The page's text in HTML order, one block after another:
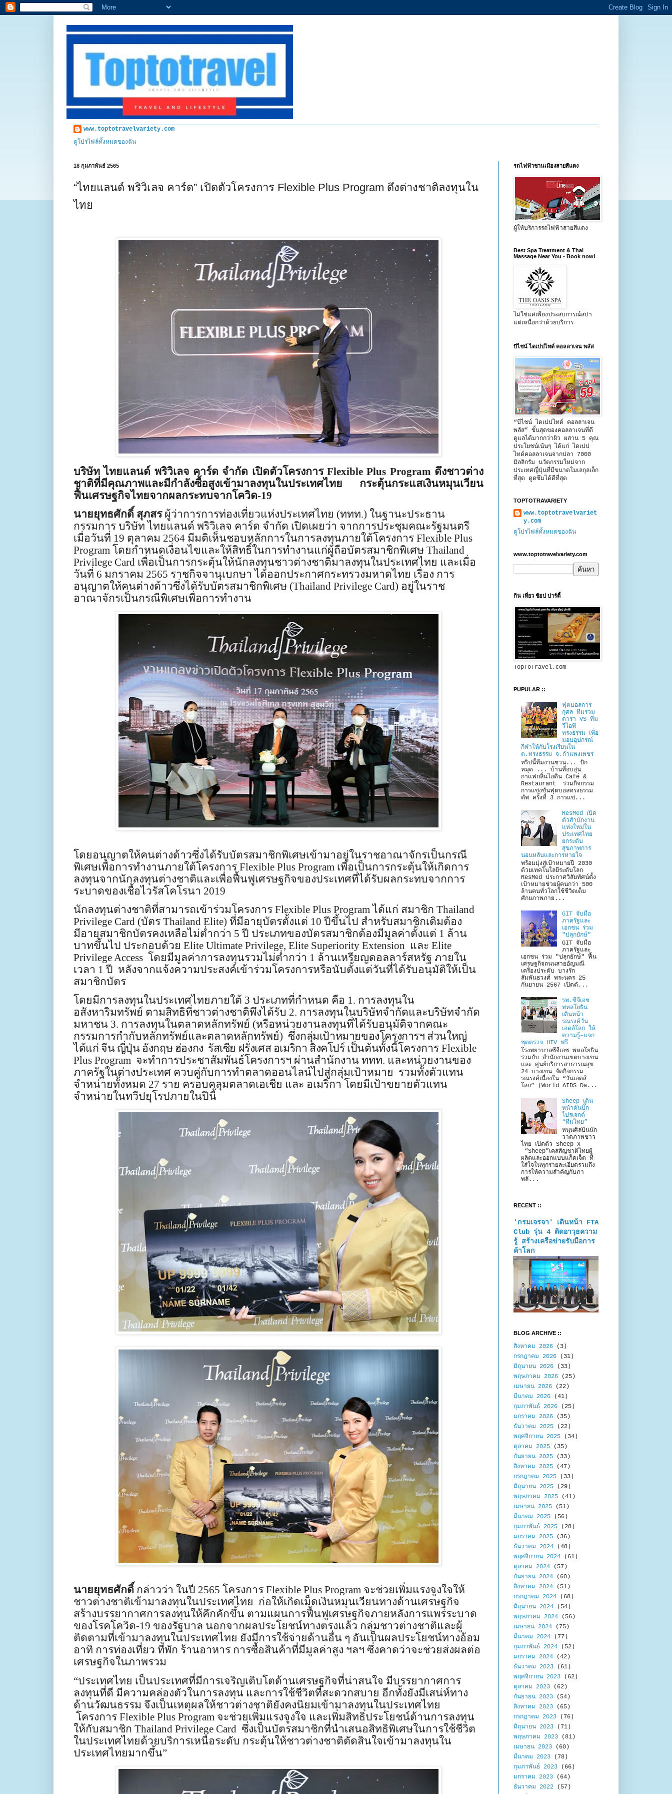
www.toptotravelvariety.com
ดูโปรไฟล์ทั้งหมดของฉัน
18 กุมภาพันธ์ 2565
“ไทยแลนด์ พริวิเลจ คาร์ด” เปิดตัวโครงการ Flexible Plus Program ดึงต่างชาติลงทุนใน
ไทย
บริษัท ไทยแลนด์ พริวิเลจ คาร์ด จำกัด เปิดตัวโครงการ Flexible Plus Program ดึงชาวต่าง
ชาติที่มีคุณภาพและมีกำลังซื้อสูงเข้ามาลงทุนในประเทศไทย กระตุ้นกระแสเงินหมุนเวียน
ฟื้นเศรษฐกิจไทยจากผลกระทบจากโควิด-19
นายยุทธศักดิ์ สุภสรผู้ว่าการการท่องเที่ยวแห่งประเทศไทย (ททท.) ในฐานะประธาน
กรรมการ บริษัท ไทยแลนด์ พริวิเลจ คาร์ด จำกัด เปิดเผยว่า จากการประชุมคณะรัฐมนตรี
เมื่อวันที่ 19 ตุลาคม 2564 มีมติเห็นชอบหลักการในการลงทุนภายใต้โครงการ Flexible Plus
Program โดยกำหนดเงื่อนไขและให้สิทธิ์ในการทำงานแก่ผู้ถือบัตรสมาชิกพิเศษ Thailand
Privilege Card เพื่อเป็นการกระตุ้นให้นักลงทุนชาวต่างชาติมาลงทุนในประเทศไทย และเมื่อ
วันที่ 6 มกราคม 2565 ราชกิจจานุเบกษา ได้ออกประกาศกระทรวงมหาดไทย เรื่อง การ
อนุญาตให้คนต่างด้าวซึ่งได้รับบัตรสมาชิกพิเศษ (Thailand Privilege Card) อยู่ในราช
อาณาจักรเป็นกรณีพิเศษเพื่อการทำงาน
โดยอนุญาตให้คนต่างด้าวซึ่งได้รับบัตรสมาชิกพิเศษเข้ามาอยู่ในราชอาณาจักรเป็นกรณี
พิเศษเพื่อการทำงานภายใต้โครงการ Flexible Plus Program เพื่อเป็นการกระตุ้นให้เกิดการ
ลงทุนจากนักลงทุนต่างชาติและเพื่อฟื้นฟูเศรษฐกิจของประเทศที่ได้รับผลกระทบจากการ
ระบาดของเชื้อไวรัสโคโรนา 2019
นักลงทุนต่างชาติที่สามารถเข้าร่วมโครงการ Flexible Plus Programได้แก่ สมาชิก Thailand
Privilege Card (บัตร Thailand Elite) ที่มีอายุบัตรตั้งแต่ 10 ปีขึ้นไป สำหรับสมาชิกเดิมต้อง
มีอายุสมาชิกบัตรคงเหลือไม่ต่ำกว่า 5 ปี ประเภทของบัตรสมาชิกต้องมีมูลค่าตั้งแต่ 1 ล้าน
บาทขึ้นไป ประกอบด้วย Elite Ultimate Privilege, Elite Superiority Extension และ Elite
Privilege Access โดยมีมูลค่าการลงทุนรวมไม่ต่ำกว่า 1 ล้านเหรียญดอลลาร์สหรัฐ ภายใน
เวลา 1 ปี หลังจากแจ้งความประสงค์เข้าร่วมโครงการหรือนับตั้งแต่วันที่ได้รับอนุมัติให้เป็น
สมาชิกบัตร
โดยมีการลงทุนในประเทศไทยภายใต้ 3 ประเภทที่กำหนด คือ 1. การลงทุนใน
อสังหาริมทรัพย์ ตามสิทธิที่ชาวต่างชาติพึงได้รับ 2. การลงทุนในบริษัทจำกัดและบริษัทจำกัด
มหาชน 3. การลงทุนในตลาดหลักทรัพย์ (หรือหน่วยงานลงทุนที่ได้รับอนุมัติจากคณะ
กรรมการกำกับหลักทรัพย์และตลาดหลักทรัพย์) ซึ่งกลุ่มเป้าหมายของโครงการฯ ส่วนใหญ่
ได้แก่ จีน ญี่ปุ่น อังกฤษ ฮ่องกง รัสเซีย ฝรั่งเศส อเมริกา สิงคโปร์ เป็นต้นทั้งนี้โครงการFlexible
Plus Program จะทำการประชาสัมพันธ์โครงการฯ ผ่านสำนักงาน ททท. และหน่วยงานของ
ภาครัฐในต่างประเทศ ควบคู่กับการทำตลาดออนไลน์ไปสู่กลุ่มเป้าหมาย รวมทั้งตัวแทน
จำหน่ายทั้งหมด 27 ราย ครอบคลุมตลาดเอเชีย และ อเมริกา โดยมีเป้าขยายตัวแทน
จำหน่ายในทวีปยุโรปภายในปีนี้
นายยุทธศักดิ์ กล่าวว่า ในปี 2565 โครงการ Flexible Plus Program จะช่วยเพิ่มแรงจูงใจให้
ชาวต่างชาติเข้ามาลงทุนในประเทศไทย ก่อให้เกิดเม็ดเงินหมุนเวียนทางด้านเศรษฐกิจ
สร้างบรรยากาศการลงทุนให้คึกคักขึ้น ตามแผนการฟื้นฟูเศรษฐกิจภายหลังการแพร่ระบาด
ของโรคโควิด-19 ของรัฐบาล นอกจากผลประโยชน์ทางตรงแล้ว กลุ่มชาวต่างชาติและผู้
ติดตามที่เข้ามาลงทุนในประเทศไทย ยังมีการใช้จ่ายด้านอื่น ๆ อันเป็นผลประโยชน์ทางอ้อม
อาทิ การท่องเที่ยว ที่พัก ร้านอาหาร การซื้อสินค้าที่มีมูลค่าสูง ฯลฯ ซึ่งคาดว่าจะช่วยส่งผลต่อ
เศรษฐกิจในภาพรวม
“ประเทศไทย เป็นประเทศที่มีการเจริญเติบโตด้านเศรษฐกิจที่น่าสนใจ มีบรรยากาศการ
ลงทุนที่ดี มีความคล่องตัวในการลงทุน และการใช้ชีวิตที่สะดวกสบาย อีกทั้งยังมีเสน่ห์ทาง
ด้านวัฒนธรรม จึงเป็นเหตุผลให้ชาวต่างชาติยังคงนิยมเข้ามาลงทุนในประเทศไทย
โครงการ Flexible Plus Program จะช่วยเพิ่มแรงจูงใจ และเพิ่มสิทธิประโยชน์ด้านการลงทุน
ให้กับสมาชิก Thailand Privilege Card ซึ่งเป็นบัตรสมาชิกที่นำเสนอสิทธิพิเศษในการใช้ชีวิต
ในประเทศไทยด้วยบริการเหนือระดับ กระตุ้นให้ชาวต่างชาติตัดสินใจเข้ามาลงทุนใน
ประเทศไทยมากขึ้น”
รถไฟฟ้าชานเมืองสายสีแดง
ผู้ให้บริการรถไฟฟ้าสายสีแดง
Best Spa Treatment & Thai
Massage Near You - Book now!
ไม่ใช่แค่เพียงประสบการณ์สปา
แต่เหนือกว่าด้วยบริการ
บีไชน์ ไดเปปไทด์ คอลลาเจน พลัส
“บีไชน์ ไดเปปไทด์ คอลลาเจน
พลัส” ขั้นสุดของคอลลาเจนที่ดี
ดูแลได้มากกว่าผิว ผสาน 5 คุณ
ประโยชน์เน้นๆ ได้แก่ ไดเปป
ไทด์คอลลาเจนจากปลา 7000
มิลลิกรัม นวัตกรรมใหม่จาก
ประเทศญี่ปุ่นที่มีขนาดโมเลกุลเล็ก
ที่สุด ดูดซึมได้ดีที่สุด
TOPTOTRAVARIETY
www.toptotravelvariet
y.com
ดูโปรไฟล์ทั้งหมดของฉัน
www.toptotravelvariety.com
กิน เที่ยว ช้อป ปาร์ตี้
TopToTravel.com
PUPULAR ::
ฟุตบอลการ
กุศล ทีมรวม
ดารา VS ทีม
วีไอพี
ทรงธรรม เพื่อ
มอบอุปกรณ์
กีฬาให้กับโรงเรียนใน
ต.ทรงธรรม จ.กำแพงเพชร
ทริปนี้ทีมงานชวน... ปัก
หมุด ... บ้านที่อบอุ่น
กาแฟกลิ่นไอดิน Café &
Restaurant ร่วมกิจกรรม
การแข่งขันฟุตบอลทรงธรรม
คัพ ครั้งที่ 3 การแข่...
ResMed เปิด
ตัวสำนักงาน
แห่งใหม่ใน
ประเทศไทย
ยกระดับ
สุขภาพการ
นอนหลับและการหายใจ
พร้อมมุ่งสู่เป้าหมายปี 2030
ด้วยเทคโนโลยีระดับโลก
ResMed ประกาศวิสัยทัศน์ตั้ง
เป้าหมายช่วยผู้คนกว่า 500
ล้านคนทั่วโลกใช้ชีวิตเต็ม
ศักยภาพภาย...
GIT จับมือ
ภาครัฐและ
เอกชน ร่วม
"ปลุกยักษ์"
GIT จับมือ
ภาครัฐและ
เอกชน ร่วม "ปลุกยักษ์" ฟื้น
เศรษฐกิจถนนสายอัญมณี
เครื่องประดับ บางรัก
สัมพันธวงศ์ พระนคร 25
กันยายน 2567 เปิดตั...
รพ.ซีจีเอช
พหลโยธิน
เดินหน้า
รณรงค์วัน
เอดส์โลก ให้
ความรู้–แจก
ชุดตรวจ HIV ฟรี
โรงพยาบาลซีจีเอช พหลโยธิน
ร่วมกับ สำนักงานเขตบางเขน
และ ศูนย์บริการสาธารณสุข
24 บางเขน จัดกิจกรรม
รณรงค์เนื่องใน “วันเอดส์
โลก” (World AIDS Da...
Sheep เดิน
หน้าดันบิ๊ก
โปรเจกต์
“ทีมไทย”
หนุนศิลปินนัก
วาดภาพชาว
ไทย เปิดตัว Sheep x
“Sheep”เคสสัญชาติไทยผู้
ผลิตและออกแบบแก็ดเจ็ต ที่
ใส่ใจในทุกรายละเอียดรวมถึง
การให้ความสำคัญกับภา
พลั...
RECENT ::
'กรมเจรจา' เดินหน้า FTA
Club รุ่น 4 ติดอาวุธความ
รู้ สร้างเครือข่ายรับมือการ
ค้าโลก
BLOG ARCHIVE ::
สิงหาคม 2026 (3)
กรกฎาคม 2026 (31)
มิถุนายน 2026 (33)
พฤษภาคม 2026 (25)
เมษายน 2026 (22)
มีนาคม 2026 (41)
กุมภาพันธ์ 2026 (25)
มกราคม 2026 (35)
ธันวาคม 2025 (22)
พฤศจิกายน 2025 (34)
ตุลาคม 2025 (35)
กันยายน 2025 (33)
สิงหาคม 2025 (47)
กรกฎาคม 2025 (33)
มิถุนายน 2025 (29)
พฤษภาคม 2025 (41)
เมษายน 2025 (51)
มีนาคม 2025 (56)
กุมภาพันธ์ 2025 (28)
มกราคม 2025 (36)
ธันวาคม 2024 (48)
พฤศจิกายน 2024 (61)
ตุลาคม 2024 (57)
กันยายน 2024 (60)
สิงหาคม 2024 (51)
กรกฎาคม 2024 (68)
มิถุนายน 2024 (54)
พฤษภาคม 2024 (56)
เมษายน 2024 (75)
มีนาคม 2024 (77)
กุมภาพันธ์ 2024 (52)
มกราคม 2024 (42)
ธันวาคม 2023 (61)
พฤศจิกายน 2023 (62)
ตุลาคม 2023 (62)
กันยายน 2023 (54)
สิงหาคม 2023 (65)
กรกฎาคม 2023 (76)
มิถุนายน 2023 (71)
พฤษภาคม 2023 (81)
เมษายน 2023 (60)
มีนาคม 2023 (78)
กุมภาพันธ์ 2023 (66)
มกราคม 2023 (64)
ธันวาคม 2022 (57)